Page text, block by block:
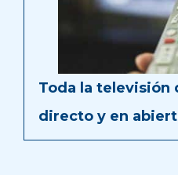
Toda la televisión
directo y en